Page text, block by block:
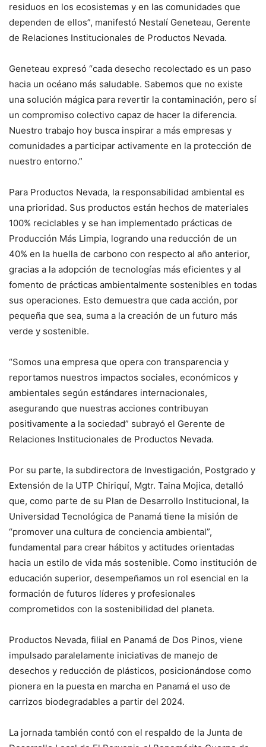
residuos en los ecosistemas y en las comunidades que
dependen de ellos”, manifestó Nestalí Geneteau, Gerente
de Relaciones Institucionales de Productos Nevada.
Geneteau expresó “cada desecho recolectado es un paso
hacia un océano más saludable. Sabemos que no existe
una solución mágica para revertir la contaminación, pero sí
un compromiso colectivo capaz de hacer la diferencia.
Nuestro trabajo hoy busca inspirar a más empresas y
comunidades a participar activamente en la protección de
nuestro entorno.”
Para Productos Nevada, la responsabilidad ambiental es
una prioridad. Sus productos están hechos de materiales
100% reciclables y se han implementado prácticas de
Producción Más Limpia, logrando una reducción de un
40% en la huella de carbono con respecto al año anterior,
gracias a la adopción de tecnologías más eficientes y al
fomento de prácticas ambientalmente sostenibles en todas
sus operaciones. Esto demuestra que cada acción, por
pequeña que sea, suma a la creación de un futuro más
verde y sostenible.
“Somos una empresa que opera con transparencia y
reportamos nuestros impactos sociales, económicos y
ambientales según estándares internacionales,
asegurando que nuestras acciones contribuyan
positivamente a la sociedad” subrayó el Gerente de
Relaciones Institucionales de Productos Nevada.
Por su parte, la subdirectora de Investigación, Postgrado y
Extensión de la UTP Chiriquí, Mgtr. Taina Mojica, detalló
que, como parte de su Plan de Desarrollo Institucional, la
Universidad Tecnológica de Panamá tiene la misión de
“promover una cultura de conciencia ambiental”,
fundamental para crear hábitos y actitudes orientadas
hacia un estilo de vida más sostenible. Como institución de
educación superior, desempeñamos un rol esencial en la
formación de futuros líderes y profesionales
comprometidos con la sostenibilidad del planeta.
Productos Nevada, filial en Panamá de Dos Pinos, viene
impulsado paralelamente iniciativas de manejo de
desechos y reducción de plásticos, posicionándose como
pionera en la puesta en marcha en Panamá el uso de
carrizos biodegradables a partir del 2024.
La jornada también contó con el respaldo de la Junta de